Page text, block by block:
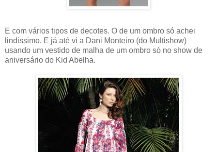
E com vários tipos de decotes. O de um ombro só achei
lindissimo. E já até vi a Dani Monteiro (do Multishow)
usando um vestido de malha de um ombro só no show de
aniversário do Kid Abelha.